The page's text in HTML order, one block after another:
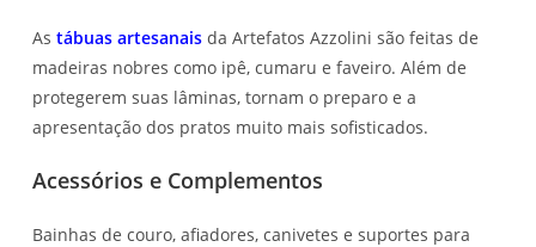
Astábuas artesanais da Artefatos Azzolini são feitas de
madeiras nobres como ipê, cumaru e faveiro. Além de
protegerem suas lâminas, tornam o preparo e a
apresentação dos pratos muito mais sofisticados.
Acessórios e Complementos
Bainhas de couro, afiadores, canivetes e suportes para